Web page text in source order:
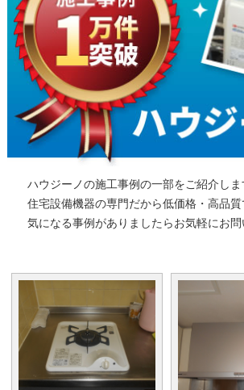
ハウジーノの施工事例の一部をご紹介し
住宅設備機器の専門だから低価格・高品
気になる事例がありましたらお気軽にお